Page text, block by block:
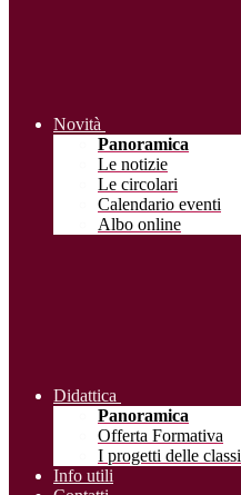
Novità
Panoramica
Le notizie
Le circolari
Calendario eventi
Albo online
Didattica
Panoramica
Offerta Formativa
I progetti delle classi
Info utili